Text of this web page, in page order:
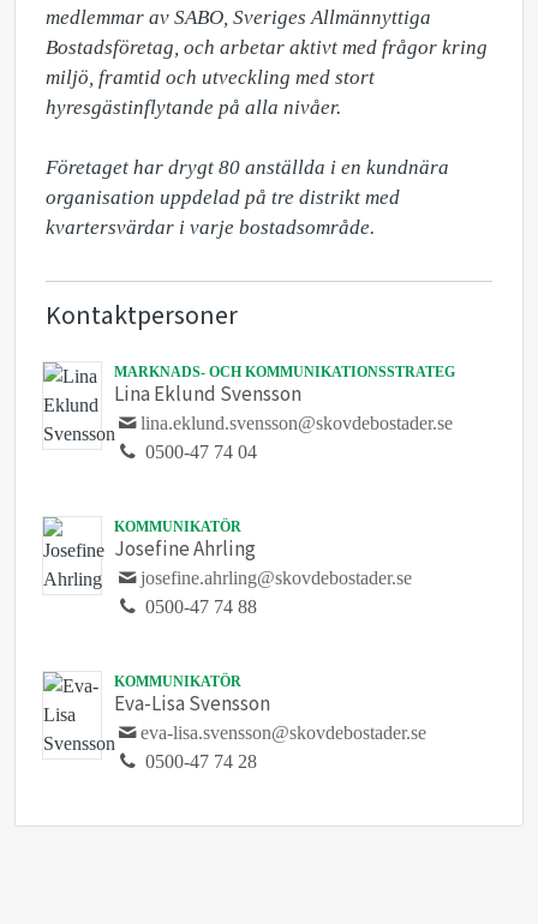
medlemmar av SABO, Sveriges Allmännyttiga
Bostadsföretag, och arbetar aktivt med frågor kring
miljö, framtid och utveckling med stort
hyresgästinflytande på alla nivåer.
Företaget har drygt 80 anställda i en kundnära
organisation uppdelad på tre distrikt med
kvartersvärdar i varje bostadsområde.
Kontaktpersoner
MARKNADS- OCH KOMMUNIKATIONSSTRATEG
Lina Eklund Svensson
lina.eklund.svensson@skovdebostader.se
0500-47 74 04
KOMMUNIKATÖR
Josefine Ahrling
josefine.ahrling@skovdebostader.se
0500-47 74 88
KOMMUNIKATÖR
Eva-Lisa Svensson
eva-lisa.svensson@skovdebostader.se
0500-47 74 28